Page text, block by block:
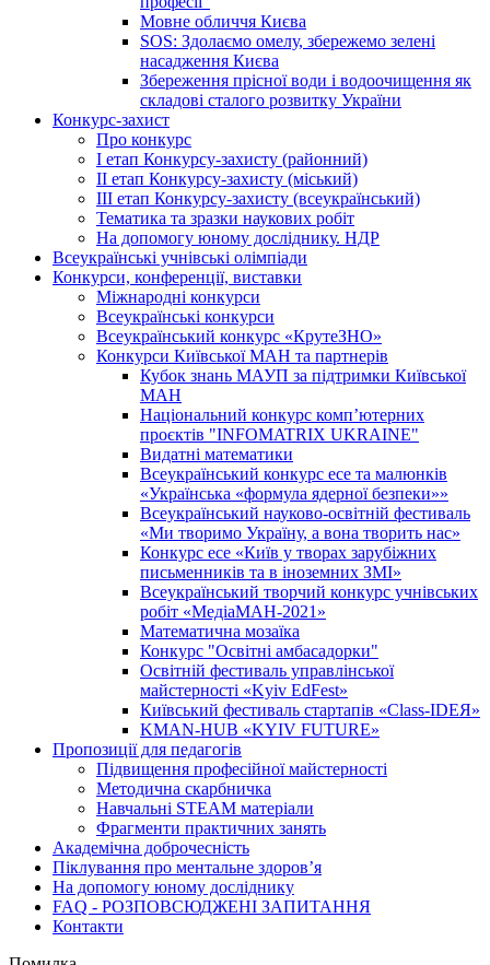
Мовне обличчя Києва
SOS: Здолаємо омелу, збережемо зелені
насадження Києва
Збереження прісної води і водоочищення як
складові сталого розвитку України
Конкурс-захист
Про конкурс
І етап Конкурсу-захисту (районний)
ІІ етап Конкурсу-захисту (міський)
ІІІ етап Конкурсу-захисту (всеукраїнський)
Тематика та зразки наукових робіт
На допомогу юному досліднику. НДР
Всеукраїнські учнівські олімпіади
Конкурси, конференції, виставки
Міжнародні конкурси
Всеукраїнські конкурси
Всеукраїнський конкурс «КрутеЗНО»
Конкурси Київської МАН та партнерів
Кубок знань МАУП за підтримки Київської
МАН
Національний конкурс комп’ютерних
проєктів "INFOMATRIX UKRAINE"
Видатні математики
Всеукраїнський конкурс есе та малюнків
«Українська «формула ядерної безпеки»»
Всеукраїнський науково-освітній фестиваль
«Ми творимо Україну, а вона творить нас»
Конкурс есе «Київ у творах зарубіжних
письменників та в іноземних ЗМІ»
Всеукраїнський творчий конкурс учнівських
робіт «МедіаМАН-2021»
Математична мозаїка
Конкурс "Освітні амбасадорки"
Освітній фестиваль управлінської
майстерності «Kyiv EdFest»
Київський фестиваль стартапів «Class-IDEЯ»
KMAN-HUB «KYIV FUTURE»
Пропозиції для педагогів
Підвищення професійної майстерності
Методична скарбничка
Навчальні STEAM матеріали
Фрагменти практичних занять
Академічна доброчесність
Піклування про ментальне здоровʼя
На допомогу юному досліднику
FAQ - РОЗПОВСЮДЖЕНІ ЗАПИТАННЯ
Контакти